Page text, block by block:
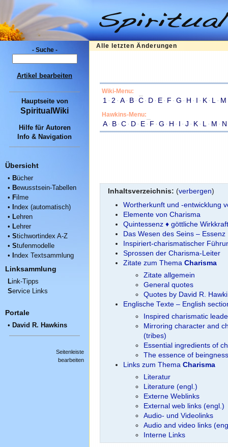
- Suche -
Artikel bearbeiten
Hauptseitevon
SpiritualWiki
Hilfe für Autoren
Info & Navigation
Übersicht
• Bücher
• Bewusstsein-Tabellen
• Filme
• ndex (automatisch)
• Lehren
• Lehrer
• Stichwortindex A-Z
• Stufenmodelle
• ndex Textsammlung
Linksammlung
Link-Tipps
Service Links
Portale
• David R. Hawkins
Seitenleiste
bearbeiten
Alle letzten Änderungen
Wiki-Menu:
1 · 2 · A· B· C· D· E· F · G · H · I · K· L · M
Hawkins-Menu:
A· B· C· D· E· F · G · H · I · J · K· L · M · N
Inhaltsverzeichnis: (verbergen)
Wortherkunft und -entwicklung
Elemente von Charisma
Quintessenz ♦ göttliche Wirkkraft
Das Wesen des Seins – Essenz
Inspiriert-charismatischer
Sprossen der Charisma-Leiter
Zitate zum Thema Charisma
Zitate allgemein
General quotes
Quotes by David R.
Englische Texte – English
Inspired charismatic
Mirroring character and
(tribes)
Essential ingredients of
The essence of beingness
Links zum Thema Charisma
Literatur
Literature (engl.)
Externe Weblinks
External web links (engl.)
Audio- und Videolinks
Audio and video links
Interne Links